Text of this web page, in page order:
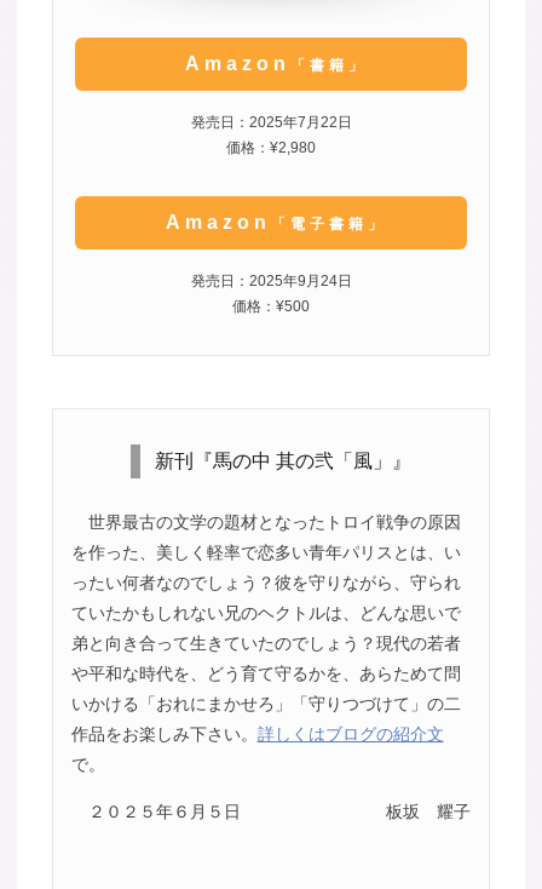
Amazon 「書籍」
発売日：2025年7月22日
価格：¥2,980
Amazon 「電子書籍」
発売日：2025年9月24日
価格：¥500
新刊『馬の中 其の弐「風」』
世界最古の文学の題材となったトロイ戦争の原因
を作った、美しく軽率で恋多い青年パリスとは、い
ったい何者なのでしょう？彼を守りながら、守られ
ていたかもしれない兄のヘクトルは、どんな思いで
弟と向き合って生きていたのでしょう？現代の若者
や平和な時代を、どう育て守るかを、あらためて問
いかける「おれにまかせろ」「守りつづけて」の二
作品をお楽しみ下さい。 詳しくはブログの紹介文
で。
２０２５年６月５日 板坂 耀子